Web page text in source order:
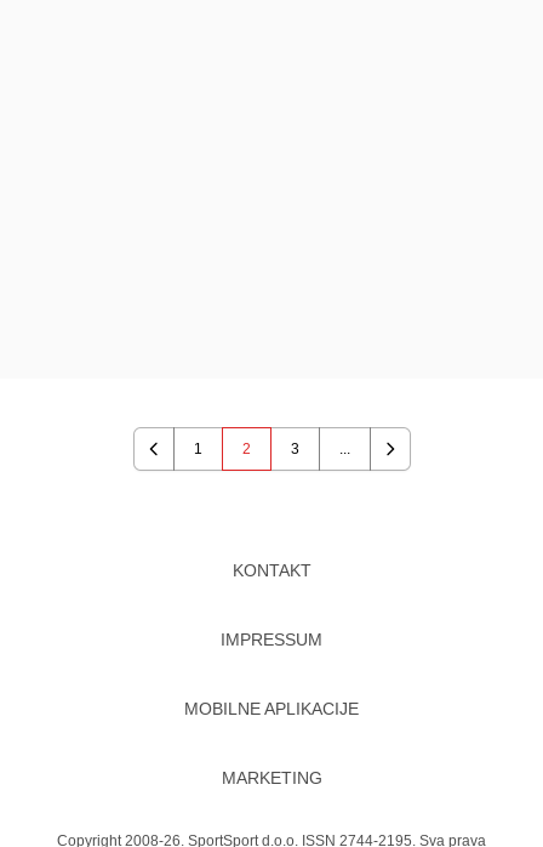
Previous
1 2 3 ...
Next
KONTAKT
IMPRESSUM
MOBILNE APLIKACIJE
MARKETING
Copyright 2008-26. SportSport d.o.o. ISSN 2744-2195. Sva prava